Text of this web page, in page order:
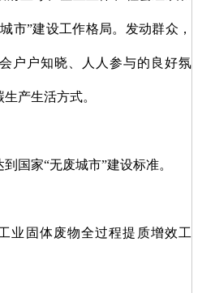
市”建设工作格局。发动群众，
户户知晓、人人参与的良好氛
产生活方式。
国家“无废城市”建设标准。
业固体废物全过程提质增效工